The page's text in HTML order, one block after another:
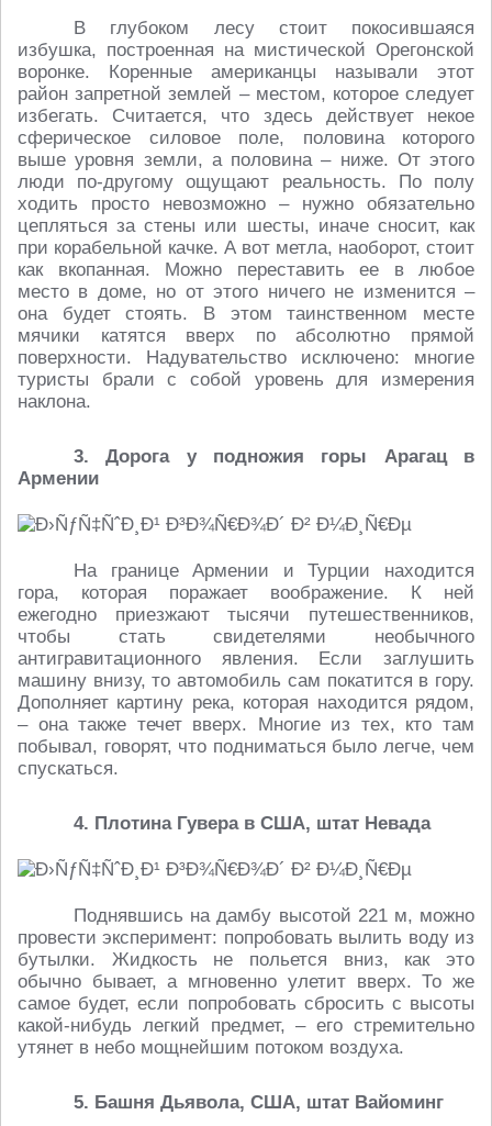
В глубоком лесу стоит покосившаяся
избушка, построенная на мистической Орегонской
воронке. Коренные американцы называли этот
район запретной землей – местом, которое следует
избегать. Считается, что здесь действует некое
сферическое силовое поле, половина которого
выше уровня земли, а половина – ниже. От этого
люди по-другому ощущают реальность. По полу
ходить просто невозможно – нужно обязательно
цепляться за стены или шесты, иначе сносит, как
при корабельной качке. А вот метла, наоборот, стоит
как вкопанная. Можно переставить ее в любое
место в доме, но от этого ничего не изменится –
она будет стоять. В этом таинственном месте
мячики катятся вверх по абсолютно прямой
поверхности. Надувательство исключено: многие
туристы брали с собой уровень для измерения
наклона.
3. Дорога у подножия горы Арагац в
Армении
На границе Армении и Турции находится
гора, которая поражает воображение. К ней
ежегодно приезжают тысячи путешественников,
чтобы стать свидетелями необычного
антигравитационного явления. Если заглушить
машину внизу, то автомобиль сам покатится в гору.
Дополняет картину река, которая находится рядом,
– она также течет вверх. Многие из тех, кто там
побывал, говорят, что подниматься было легче, чем
спускаться.
4. Плотина Гувера в США, штат Невада
Поднявшись на дамбу высотой 221 м, можно
провести эксперимент: попробовать вылить воду из
бутылки. Жидкость не польется вниз, как это
обычно бывает, а мгновенно улетит вверх. То же
самое будет, если попробовать сбросить с высоты
какой-нибудь легкий предмет, – его стремительно
утянет в небо мощнейшим потоком воздуха.
5. Башня Дьявола, США, штат Вайоминг